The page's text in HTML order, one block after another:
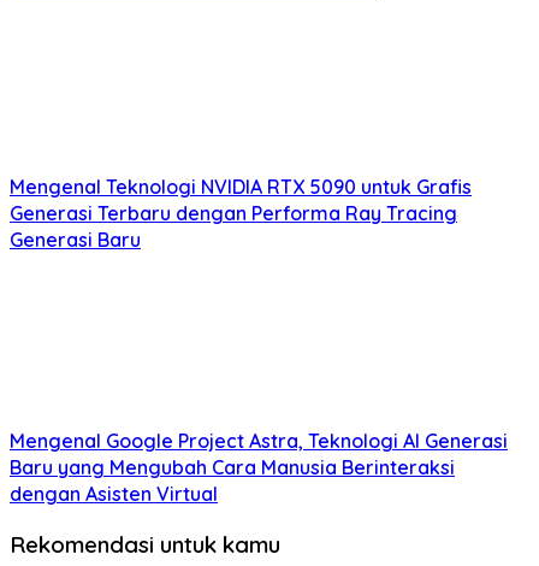
Mengenal Teknologi NVIDIA RTX 5090 untuk Grafis
Generasi Terbaru dengan Performa Ray Tracing
Generasi Baru
Mengenal Google Project Astra, Teknologi AI Generasi
Baru yang Mengubah Cara Manusia Berinteraksi
dengan Asisten Virtual
Rekomendasi untuk kamu